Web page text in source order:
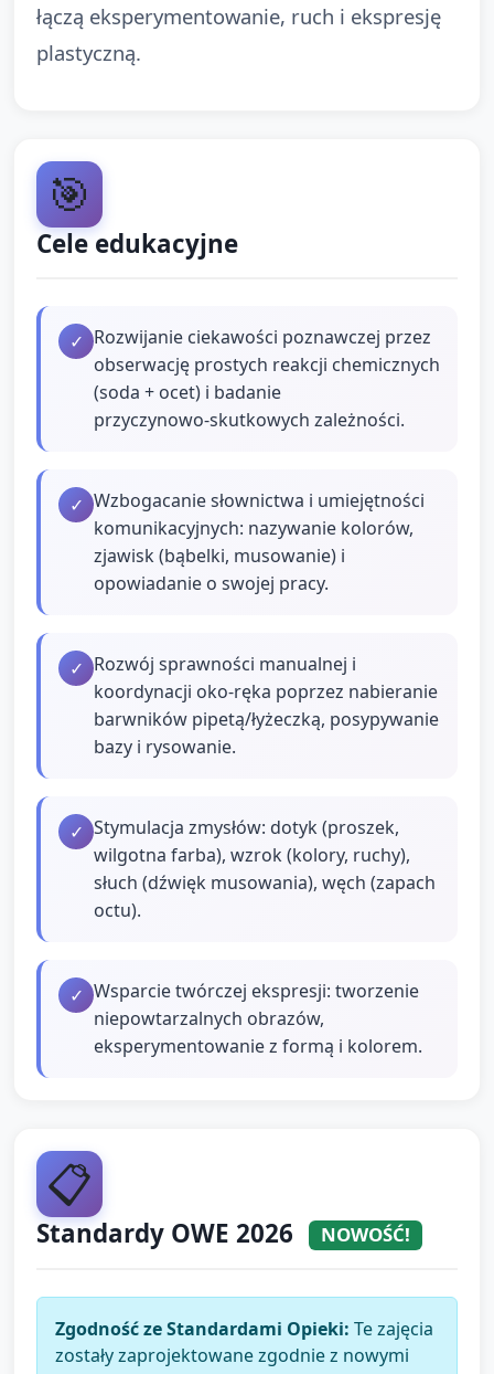
łączą eksperymentowanie, ruch i ekspresję
plastyczną.
🎯
Cele edukacyjne
✓ Rozwijanie ciekawości poznawczej przez
obserwację prostych reakcji chemicznych
(soda + ocet) i badanie
przyczynowo‑skutkowych zależności.
✓ Wzbogacanie słownictwa i umiejętności
komunikacyjnych: nazywanie kolorów,
zjawisk (bąbelki, musowanie) i
opowiadanie o swojej pracy.
✓ Rozwój sprawności manualnej i
koordynacji oko‑ręka poprzez nabieranie
barwników pipetą/łyżeczką, posypywanie
bazy i rysowanie.
✓ Stymulacja zmysłów: dotyk (proszek,
wilgotna farba), wzrok (kolory, ruchy),
słuch (dźwięk musowania), węch (zapach
octu).
✓ Wsparcie twórczej ekspresji: tworzenie
niepowtarzalnych obrazów,
eksperymentowanie z formą i kolorem.
📋
Standardy OWE 2026 NOWOŚĆ!
Zgodność ze Standardami Opieki: Te zajęcia
zostały zaprojektowane zgodnie z nowymi